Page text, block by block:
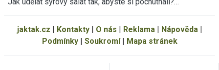
jaktak.cz | Kontakty| O nás | Reklama | Nápověda |
Podmínky| Soukromí| Mapa stránek